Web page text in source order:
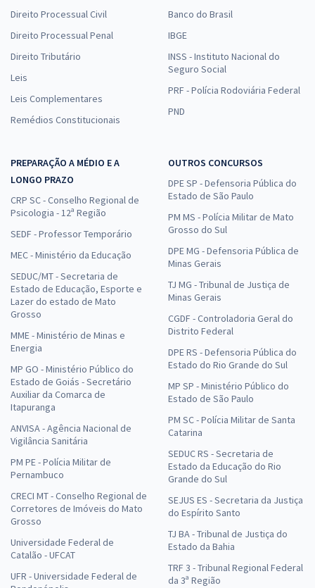
Direito Processual Civil
Direito Processual Penal
Direito Tributário
Leis
Leis Complementares
Remédios Constitucionais
Banco do Brasil
IBGE
INSS - Instituto Nacional do
Seguro Social
PRF - Polícia Rodoviária Federal
PND
PREPARAÇÃO A MÉDIO E A
LONGO PRAZO
CRP SC - Conselho Regional de
Psicologia - 12ª Região
SEDF - Professor Temporário
MEC - Ministério da Educação
SEDUC/MT - Secretaria de
Estado de Educação, Esporte e
Lazer do estado de Mato
Grosso
MME - Ministério de Minas e
Energia
MP GO - Ministério Público do
Estado de Goiás - Secretário
Auxiliar da Comarca de
Itapuranga
ANVISA - Agência Nacional de
Vigilância Sanitária
PM PE - Polícia Militar de
Pernambuco
CRECI MT - Conselho Regional de
Corretores de Imóveis do Mato
Grosso
Universidade Federal de
Catalão - UFCAT
UFR - Universidade Federal de
OUTROS CONCURSOS
DPE SP - Defensoria Pública do
Estado de São Paulo
PM MS - Polícia Militar de Mato
Grosso do Sul
DPE MG - Defensoria Pública de
Minas Gerais
TJ MG - Tribunal de Justiça de
Minas Gerais
CGDF - Controladoria Geral do
Distrito Federal
DPE RS - Defensoria Pública do
Estado do Rio Grande do Sul
MP SP - Ministério Público do
Estado de São Paulo
PM SC - Polícia Militar de Santa
Catarina
SEDUC RS - Secretaria de
Estado da Educação do Rio
Grande do Sul
SEJUS ES - Secretaria da Justiça
do Espírito Santo
TJ BA - Tribunal de Justiça do
Estado da Bahia
TRF 3 - Tribunal Regional Federal
da 3ª Região